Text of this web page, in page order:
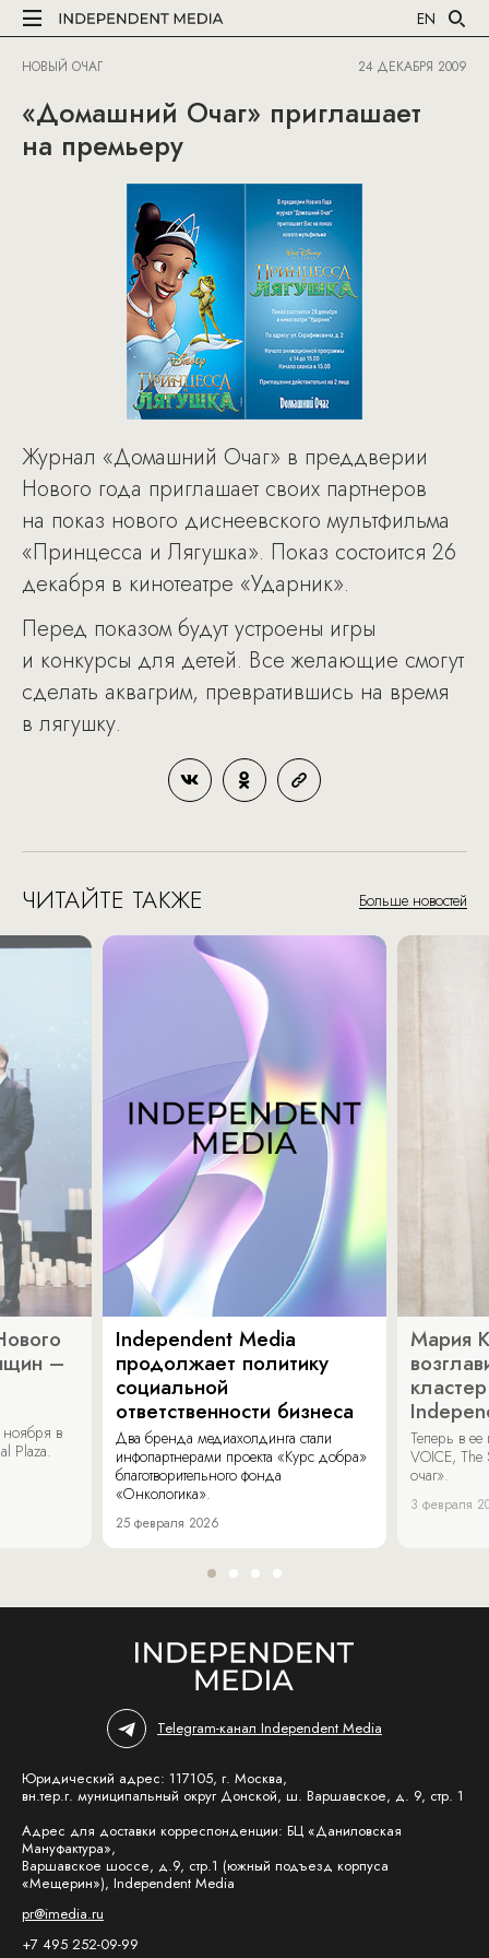
EN
НОВЫЙ ОЧАГ 24 ДЕКАБРЯ 2009
«Домашний Очаг» приглашает
на премьеру
Журнал «Домашний Очаг» в преддверии
Нового года приглашает своих партнеров
на показ нового диснеевского мультфильма
«Принцесса и Лягушка». Показ состоится 26
декабря в кинотеатре «Ударник».
Перед показом будут устроены игры
и конкурсы для детей. Все желающие смогут
сделать аквагрим, превратившись на время
в лягушку.
ЧИТАЙТЕ ТАКЖЕ Больше новостей
–
ноября в
Plaza.
Independent Media
продолжает политику
социальной
ответственности бизнеса
Два бренда медиахолдинга стали
инфопартнерами проекта «Курс добра»
благотворительного фонда
«Онкологика».
25 февраля 2026
Мария
Теперь в
VOICE,
очаг».
3 февраля
Telegram-канал Independent Media
Юридический адрес: 117105, г. Москва,
вн.тер.г. муниципальный округ Донской, ш. Варшавское, д. 9, стр. 1
Адрес для доставки корреспонденции: БЦ «Даниловская
Мануфактура»,
Варшавское шоссе, д.9, стр.1 (южный подъезд корпуса
«Мещерин»), Independent Media
pr@imedia.ru
+7 495 252-09-99